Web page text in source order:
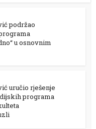
podržao
u osnovnim
uručio rješenje
programa